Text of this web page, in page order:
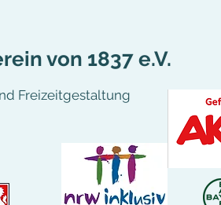
von 1837 e.V.
Freizeitgestaltung